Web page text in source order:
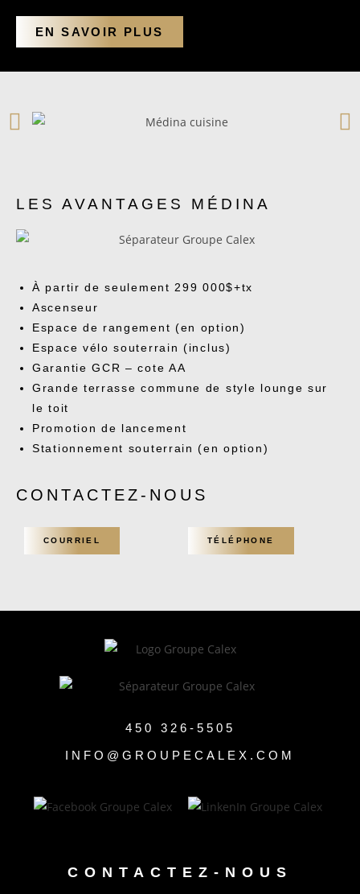
EN SAVOIR PLUS
LES AVANTAGES MÉDINA
À partir de seulement 299 000$+tx
Ascenseur
Espace de rangement (en option)
Espace vélo souterrain (inclus)
Garantie GCR – cote AA
Grande terrasse commune de style lounge sur
le toit
Promotion de lancement
Stationnement souterrain (en option)
CONTACTEZ-NOUS
COURRIEL TÉLÉPHONE
450 326-5505
INFO@GROUPECALEX.COM
CONTACTEZ-NOUS